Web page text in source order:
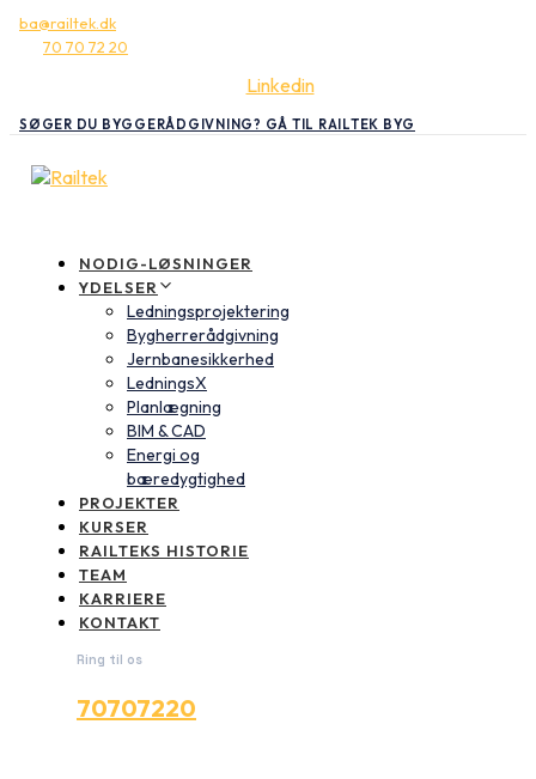
ba@railtek.dk
70 70 72 20
Linkedin
SØGER DU BYGGERÅDGIVNING? GÅ TIL RAILTEK BYG
NODIG-LØSNINGER
YDELSER
Ledningsprojektering
Bygherrerådgivning
Jernbanesikkerhed
LedningsX
Planlægning
BIM & CAD
Energi og
bæredygtighed
PROJEKTER
KURSER
RAILTEKS HISTORIE
TEAM
KARRIERE
KONTAKT
Ring til os
70707220